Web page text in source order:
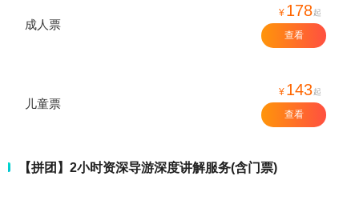
成人票
¥ 178起
查看
儿童票
¥ 143起
查看
【拼团】2小时资深导游深度讲解服务(含门票)